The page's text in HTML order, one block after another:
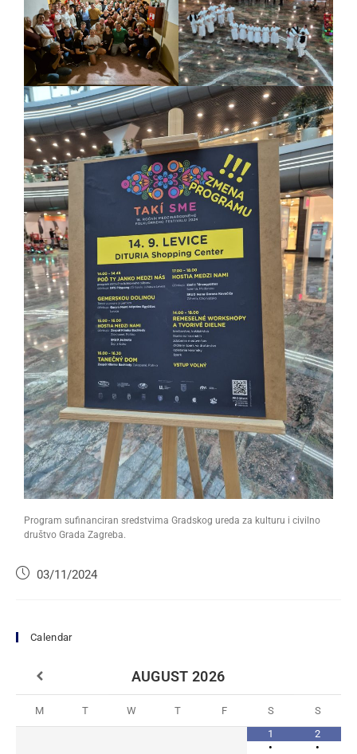
Program sufinanciran sredstvima Gradskog ureda za kulturu i civilno
društvo Grada Zagreba.
03/11/2024
Calendar
AUGUST 2026
M T W T F S
S
1
•
2
•